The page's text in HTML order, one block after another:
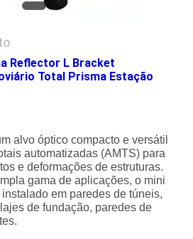
Reflector L Bracket
Total Prisma Estação
alvo óptico compacto e versátil
automatizadas (AMTS) para
e deformações de estruturas.
gama de aplicações, o mini
em paredes de túneis,
de fundação, paredes de